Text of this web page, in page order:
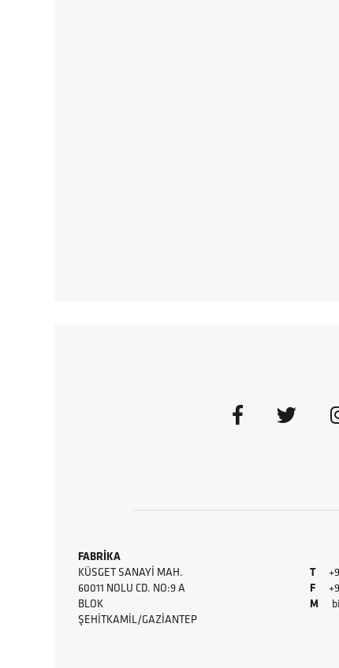
FABRİKA
KÜSGET SANAYI MAH.
60011 NOLU CD. NO:9 A
BLOK
ŞEHITKAMIL/GAZIANTEP
T
F+90
M